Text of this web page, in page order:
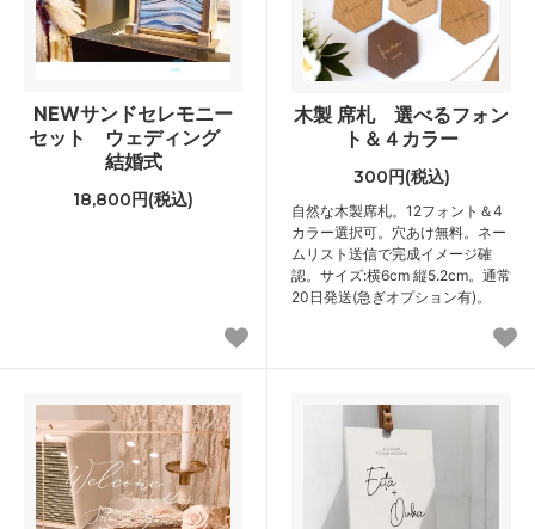
NEWサンドセレモニー
セット ウェディング
結婚式
18,800円(税込)
木製 席札 選べるフォン
ト＆４カラー
300円(税込)
自然な木製席札。12フォント＆4
カラー選択可。穴あけ無料。ネー
ムリスト送信で完成イメージ確
認。サイズ:横6cm 縦5.2cm。通常
20日発送(急ぎオプション有)。